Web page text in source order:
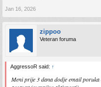
Jan 16, 2026
zippoo
Veteran foruma
AggressoR said: ↑
Meni prije 3 dana dodje email